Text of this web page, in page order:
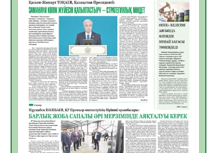
06.08.2026
40
Көкжөтел ауруы туралы
06.08.2026
36
АПВ вакцинасы туралы мәлімет
06.08.2026
36
Open Air: Қызылорда облысы полиция
департаменті 20 мыңнан астам
көрерменнің қауіпсіздігін қамтамасыз етті
06.08.2026
48
ҚЫЗЫЛОРДАДА «САНАЛЫ ҰРПАҚ –
ЖАРҚЫН БОЛАШАҚ» АТТЫ КЕҢЕЙТІЛГЕН